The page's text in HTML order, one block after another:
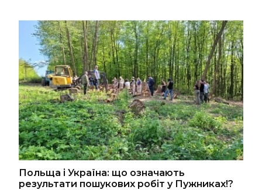
Польща і Україна: що означають
результати пошукових робіт у Пужниках!?